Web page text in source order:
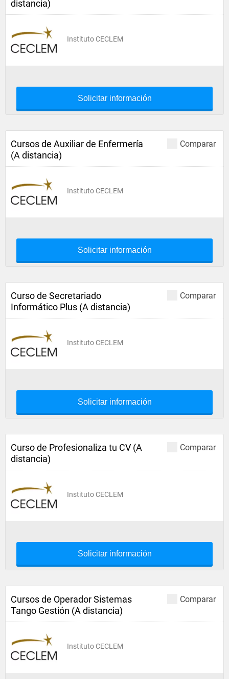
distancia)
Instituto CECLEM
Solicitar información
Comparar
Cursos de Auxiliar de Enfermería
(A distancia)
Instituto CECLEM
Solicitar información
Comparar
Curso de Secretariado
Informático Plus (A distancia)
Instituto CECLEM
Solicitar información
Comparar
Curso de Profesionaliza tu CV (A
distancia)
Instituto CECLEM
Solicitar información
Comparar
Cursos de Operador Sistemas
Tango Gestión (A distancia)
Instituto CECLEM